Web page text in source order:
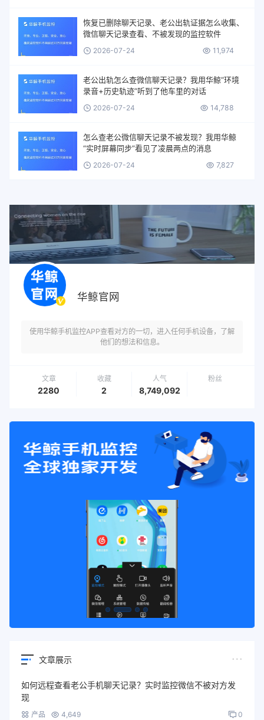
恢复已删除聊天记录、老公出轨证据怎么收集、
微信聊天记录查看、不被发现的监控软件
2026-07-24 11,974
老公出轨怎么查微信聊天记录？我用华鲸“环境
录音+历史轨迹”听到了他车里的对话
2026-07-24 14,788
怎么查老公微信聊天记录不被发现？我用华鲸
“实时屏幕同步”看见了凌晨两点的消息
2026-07-24 7,827
华鲸官网
使用华鲸手机监控APP查看对方的一切，进入任何手机设备，了解
他们的想法和信息。
文章
2280
收藏
2
人气
8,749,092
粉丝
文章展示
如何远程查看老公手机聊天记录？实时监控微信不被对方发
现
产品 4,649 0